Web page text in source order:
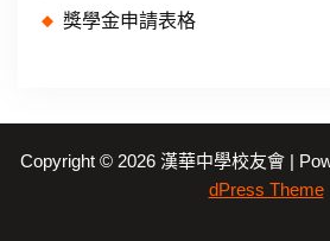
獎學金申請表格
Copyright © 2026 漢華中學校友會 |
dPress Theme